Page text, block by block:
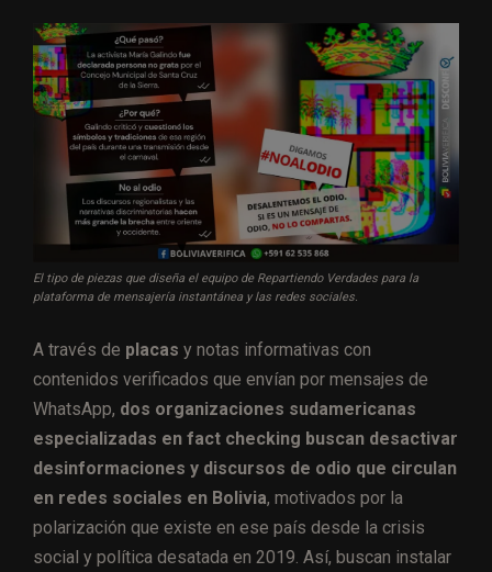
El tipo de piezas que diseña el equipo de Repartiendo Verdades para la
plataforma de mensajería instantánea y las redes sociales.
A través de placas y notas informativas con
contenidos verificados que envían por mensajes de
WhatsApp, dos organizaciones sudamericanas
especializadas en fact checking buscan desactivar
desinformaciones y discursos de odio que circulan
en redes sociales en Bolivia, motivados por la
polarización que existe en ese país desde la crisis
social y política desatada en 2019. Así, buscan instalar